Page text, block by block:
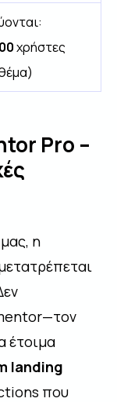
χρήστες
Pro –
η
έτοιμα
landing
που